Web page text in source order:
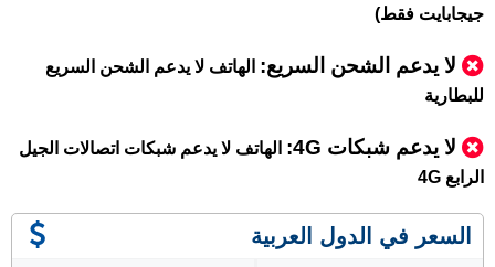
جيجابايت فقط)
لا يدعم الشحن السريع: الهاتف لا يدعم الشحن السريع
للبطارية
لا يدعم شبكات 4G:
الهاتف لا يدعم شبكات اتصالات الجيل
الرابع 4G
السعر في الدول العربية